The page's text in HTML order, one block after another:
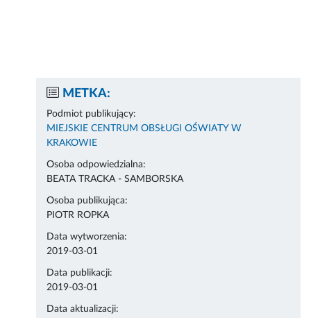
METKA:
Podmiot publikujący:
MIEJSKIE CENTRUM OBSŁUGI OŚWIATY W
KRAKOWIE
Osoba odpowiedzialna:
BEATA TRACKA - SAMBORSKA
Osoba publikująca:
PIOTR ROPKA
Data wytworzenia:
2019-03-01
Data publikacji:
2019-03-01
Data aktualizacji: